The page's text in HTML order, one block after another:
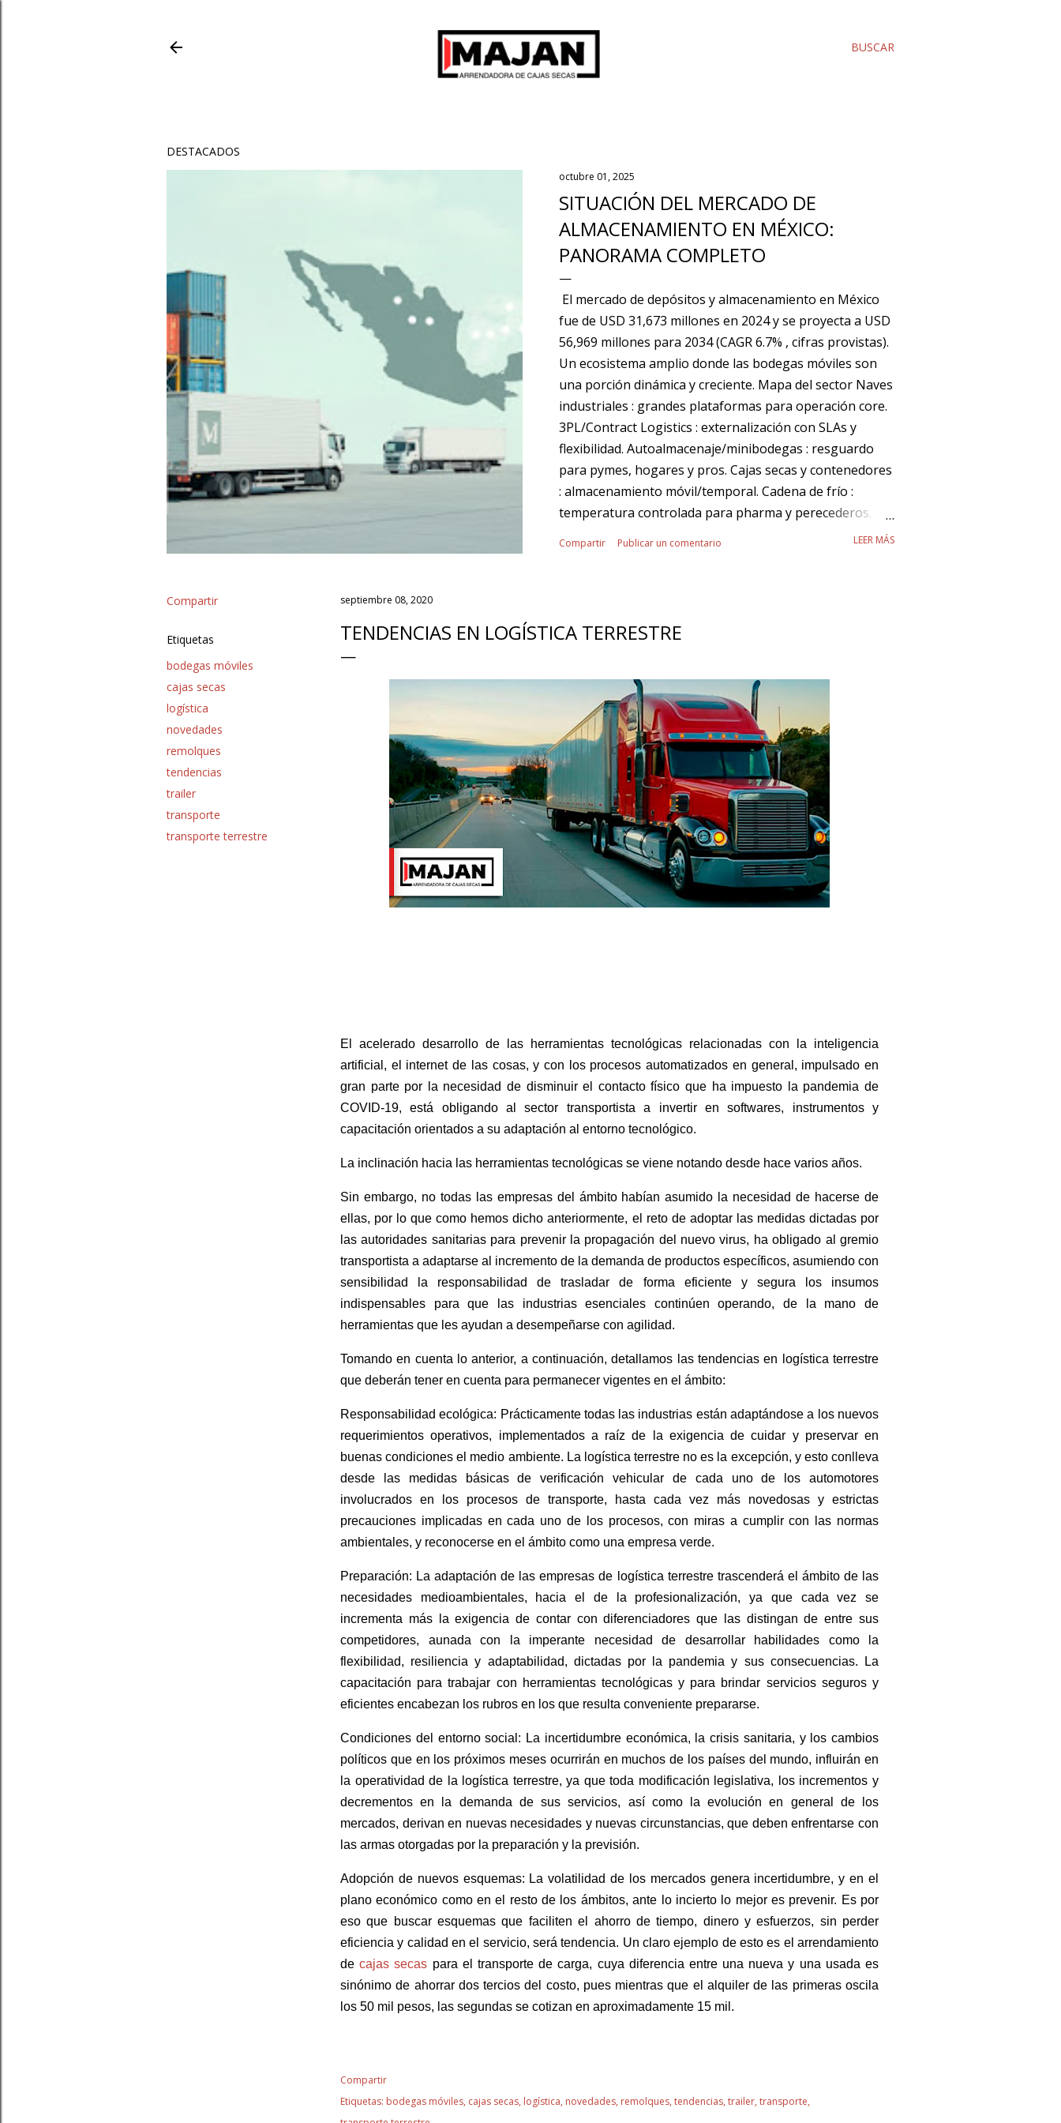
BUSCAR
DESTACADOS
octubre 01, 2025
SITUACIÓN DEL MERCADO DE
ALMACENAMIENTO EN MÉXICO:
PANORAMA COMPLETO
El mercado de depósitos y almacenamiento en México
fue de USD 31,673 millones en 2024 y se proyecta a USD
56,969 millones para 2034 (CAGR 6.7% , cifras provistas).
Un ecosistema amplio donde las bodegas móviles son
una porción dinámica y creciente. Mapa del sector Naves
industriales : grandes plataformas para operación core.
3PL/Contract Logistics : externalización con SLAs y
flexibilidad. Autoalmacenaje/minibodegas : resguardo
para pymes, hogares y pros. Cajas secas y contenedores
: almacenamiento móvil/temporal. Cadena de frío :
temperatura controlada para pharma y perecederos.
como capacidad elástica : agrega metros donde y cuando
Complemento a naves y...
Compartir Publicar un comentario LEER MÁS
Compartir
Etiquetas
bodegas móviles
cajas secas
logística
novedades
remolques
tendencias
trailer
transporte
transporte terrestre
septiembre 08, 2020
TENDENCIAS EN LOGÍSTICA TERRESTRE
El acelerado desarrollo de las herramientas tecnológicas relacionadas con la inteligencia
artificial, el internet de las cosas, y con los procesos automatizados en general, impulsado en
gran parte por la necesidad de disminuir el contacto físico que ha impuesto la pandemia de
COVID-19, está obligando al sector transportista a invertir en softwares, instrumentos y
capacitación orientados a su adaptación al entorno tecnológico.
La inclinación hacia las herramientas tecnológicas se viene notando desde hace varios años.
Sin embargo, no todas las empresas del ámbito habían asumido la necesidad de hacerse de
ellas, por lo que como hemos dicho anteriormente, el reto de adoptar las medidas dictadas por
las autoridades sanitarias para prevenir la propagación del nuevo virus, ha obligado al gremio
transportista a adaptarse al incremento de la demanda de productos específicos, asumiendo con
sensibilidad la responsabilidad de trasladar de forma eficiente y segura los insumos
indispensables para que las industrias esenciales continúen operando, de la mano de
herramientas que les ayudan a desempeñarse con agilidad.
Tomando en cuenta lo anterior, a continuación, detallamos las tendencias en logística terrestre
que deberán tener en cuenta para permanecer vigentes en el ámbito:
Responsabilidad ecológica: Prácticamente todas las industrias están adaptándose a los nuevos
requerimientos operativos, implementados a raíz de la exigencia de cuidar y preservar en
buenas condiciones el medio ambiente. La logística terrestre no es la excepción, y esto conlleva
desde las medidas básicas de verificación vehicular de cada uno de los automotores
involucrados en los procesos de transporte, hasta cada vez más novedosas y estrictas
precauciones implicadas en cada uno de los procesos, con miras a cumplir con las normas
ambientales, y reconocerse en el ámbito como una empresa verde.
Preparación: La adaptación de las empresas de logística terrestre trascenderá el ámbito de las
necesidades medioambientales, hacia el de la profesionalización, ya que cada vez se
incrementa más la exigencia de contar con diferenciadores que las distingan de entre sus
competidores, aunada con la imperante necesidad de desarrollar habilidades como la
flexibilidad, resiliencia y adaptabilidad, dictadas por la pandemia y sus consecuencias. La
capacitación para trabajar con herramientas tecnológicas y para brindar servicios seguros y
eficientes encabezan los rubros en los que resulta conveniente prepararse.
Condiciones del entorno social: La incertidumbre económica, la crisis sanitaria, y los cambios
políticos que en los próximos meses ocurrirán en muchos de los países del mundo, influirán en
la operatividad de la logística terrestre, ya que toda modificación legislativa, los incrementos y
decrementos en la demanda de sus servicios, así como la evolución en general de los
mercados, derivan en nuevas necesidades y nuevas circunstancias, que deben enfrentarse con
las armas otorgadas por la preparación y la previsión.
Adopción de nuevos esquemas: La volatilidad de los mercados genera incertidumbre, y en el
plano económico como en el resto de los ámbitos, ante lo incierto lo mejor es prevenir. Es por
eso que buscar esquemas que faciliten el ahorro de tiempo, dinero y esfuerzos, sin perder
eficiencia y calidad en el servicio, será tendencia. Un claro ejemplo de esto es el arrendamiento
decajas secas para el transporte de carga, cuya diferencia entre una nueva y una usada es
sinónimo de ahorrar dos tercios del costo, pues mientras que el alquiler de las primeras oscila
los 50 mil pesos, las segundas se cotizan en aproximadamente 15 mil.
Compartir
Etiquetas: bodegas móviles cajas secas logística novedades remolques tendencias trailer transporte